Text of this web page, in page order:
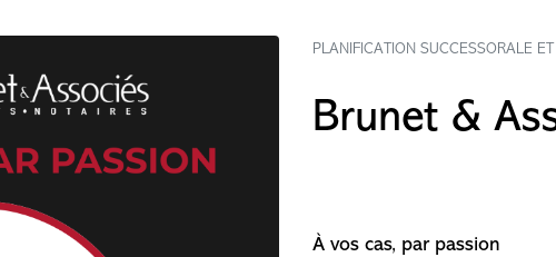
PLANIFICATION SUCCESSORALE
Brunet &
À vos cas, par passion